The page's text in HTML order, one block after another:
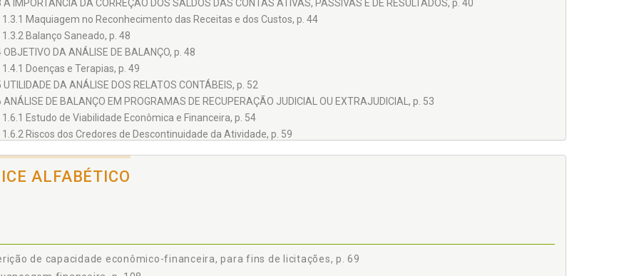
A IMPORTÂNCIA DA CORREÇÃO DOS SALDOS DAS CONTAS ATIVAS, PASSIVAS E DE RESULTADOS, p. 40
1.3.1 Maquiagem no Reconhecimento das Receitas e dos Custos, p. 44
1.3.2 Balanço Saneado, p. 48
OBJETIVO DA ANÁLISE DE BALANÇO, p. 48
1.4.1 Doenças e Terapias, p. 49
UTILIDADE DA ANÁLISE DOS RELATOS CONTÁBEIS, p. 52
ANÁLISE DE BALANÇO EM PROGRAMAS DE RECUPERAÇÃO JUDICIAL OU EXTRAJUDICIAL, p. 53
1.6.1 Estudo de Viabilidade Econômica e Financeira, p. 54
1.6.2 Riscos dos Credores de Descontinuidade da Atividade, p. 59
DEPENDÊNCIA ECONÔMICA, p. 64
DIAGNÓSTICO DE DESEQUILÍBRIO ECONÔMICO-FINANCEIRO DE CONTRATOS E DE UMA ONEROSIDADE EXCESSIVA, p. 67
ANÁLISE HORIZONTAL E VERTICAL, p. 83
ALFABÉTICO
de capacidade econômico-financeira, para fins de licitações, p. 69